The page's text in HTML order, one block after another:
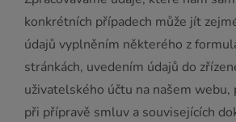
konkrétních případech může jít
údajů vyplněním některého z
stránkách, uvedením údajů do
uživatelského účtu na našem
při přípravě smluv a souvisejících